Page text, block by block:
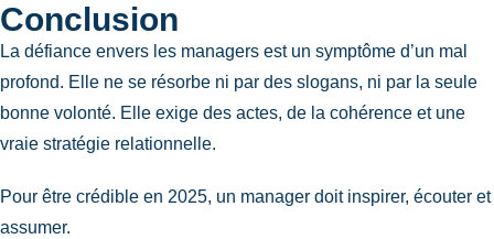
Conclusion
La défiance envers les managers est un symptôme d’un mal
profond. Elle ne se résorbe ni par des slogans, ni par la seule
bonne volonté. Elle exige des actes, de la cohérence et une
vraie stratégie relationnelle.
Pour être crédible en 2025, un manager doit inspirer, écouter et
assumer.